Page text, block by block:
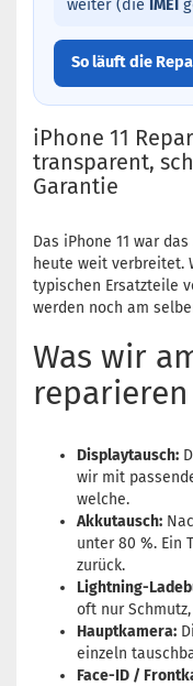
weiter (die IMEI
So läuft die
iPhone 11
transparent,
Garantie
Das iPhone 11 war
heute weit verbreitet.
typischen Ersatzteile
werden noch am
Was wir
reparieren
Displaytausch:
wir mit
welche.
Akkutausch:
unter 80 %. Ein
zurück.
Lightning-
oft nur
Hauptkamera:
einzeln
Face-ID /